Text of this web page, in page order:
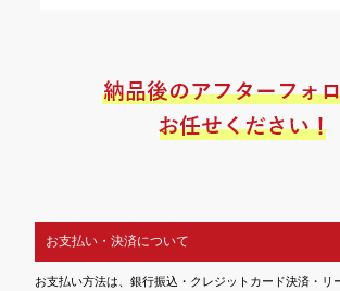
お支払い・決済について
お支払い方法は、銀行振込・クレジットカード決済・リ